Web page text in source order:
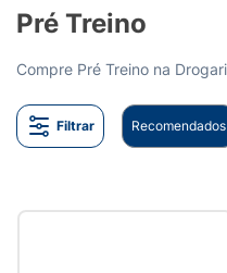
Pré Treino
Filtrar Recomendados